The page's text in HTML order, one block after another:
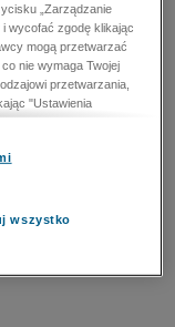
„Zarządzanie
wycofać zgodę klikając
mogą przetwarzać
nie wymaga Twojej
przetwarzania,
"Ustawienia
przez
celu mogą zostać
i prezentacji reklam i
wszystko